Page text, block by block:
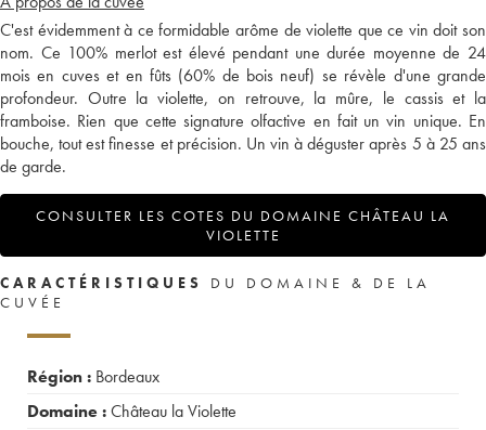
C'est évidemment à ce formidable arôme de violette que ce vin doit son
nom. Ce 100% merlot est élevé pendant une durée moyenne de 24
mois en cuves et en fûts (60% de bois neuf) se révèle d'une grande
profondeur. Outre la violette, on retrouve, la mûre, le cassis et la
framboise. Rien que cette signature olfactive en fait un vin unique. En
bouche, tout est finesse et précision. Un vin à déguster après 5 à 25 ans
de garde.
CONSULTER LES COTES DU DOMAINE CHÂTEAU LA
VIOLETTE
CARACTÉRISTIQUES
DU DOMAINE & DE LA
CUVÉE
Région : Bordeaux
Domaine :Château la Violette